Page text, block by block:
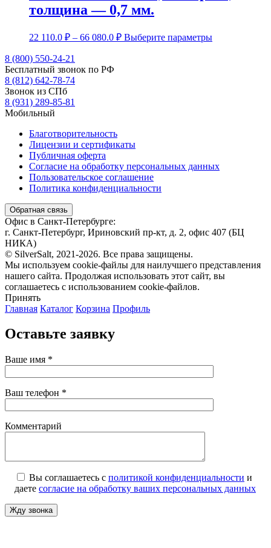
толщина — 0,7 мм.
22 110.0 ₽ – 66 080.0 ₽Диапазон
Выберите параметрыЭтот
8 (800) 550-24-21
Бесплатный звонок по РФ
8 (812) 642-78-74
Звонок из СПб
8 (931) 289-85-81
Мобильный
Благотворительность
Лицензии и сертификаты
Публичная оферта
Согласие на обработку персональных данных
Пользовательское соглашение
Политика конфиденциальности
Обратная связь
Офис в Санкт-Петербурге:
г. Санкт-Петербург, Ириновский пр-кт, д. 2, офис 407 (БЦ
НИКА)
© SilverSalt, 2021-2026. Все права защищены.
Мы используем cookie-файлы для наилучшего представления
нашего сайта. Продолжая использовать этот сайт, вы
соглашаетесь с использованием cookie-файлов.
Принять
Главная Каталог Корзина Профиль
Оставьте заявку
Ваше имя *
Ваш телефон *
Комментарий
Вы соглашаетесь с политикой конфиденциальности и
даете согласие на обработку ваших персональных данных